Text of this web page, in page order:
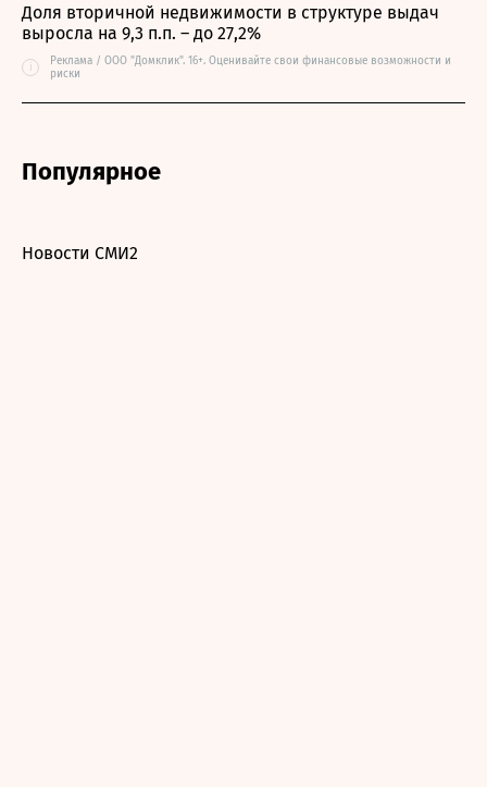
Доля вторичной недвижимости в структуре выдач
выросла на 9,3 п.п. – до 27,2%
i
Реклама / ООО "Домклик". 16+. Оценивайте свои финансовые возможности и
риски
Популярное
Новости СМИ2